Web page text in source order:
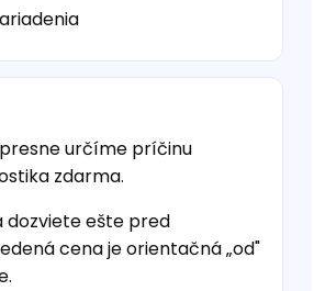
určíme príčinu
zdarma.
dozviete ešte pred
cena je orientačná „od"